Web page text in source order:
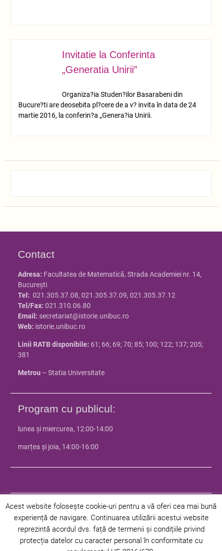
Invitatie la Conferinta
„Generatia Unirii”
Organiza?ia Studen?ilor Basarabeni din
Bucure?ti are deosebita pl?cere de a v? invita în data de 24
martie 2016, la conferin?a „Genera?ia Unirii.
Contact
Adresa: Facultatea de Matematică, Strada Academiei nr. 14,
Bucureşti
Tel: 021.305.37.08, 021.305.37.09, 021.305.37.12
Tel/Fax: 021.310.06.80
Email: secretariat@istorie.unibuc.ro
Web: istorie.unibuc.ro
Linii RATB disponibile: 61; 66; 69; 70; 85; 100; 122; 137; 205;
381
Metrou – Statia Universitate
Program cu publicul:
lunea și miercurea, 12:00-14:00
marțea și joia, 14:00-16:00
© 2024 Facultatea de Istorie - Universitatea din Bucuresti | Toate
drepturile rezervate |Politica de confidentialitate|Politica privind
cookie-urile
Acest website folosește cookie-uri pentru a vă oferi cea mai bună
experiență de navigare. Continuarea utilizării acestui website
reprezintă acordul dvs. față de termenii și condițiile privind
protecția datelor cu caracter personal în conformitate cu